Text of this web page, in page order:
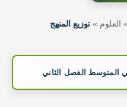
» العلوم » توزيع المنهج
المتوسط الفصل الثاني